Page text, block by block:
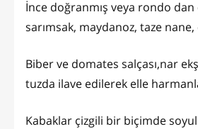
İnce doğranmış veya rondo
sarımsak, maydanoz, taze
Biber ve domates salçası,nar
tuzda ilave edilerek elle
Kabaklar çizgili bir biçimde